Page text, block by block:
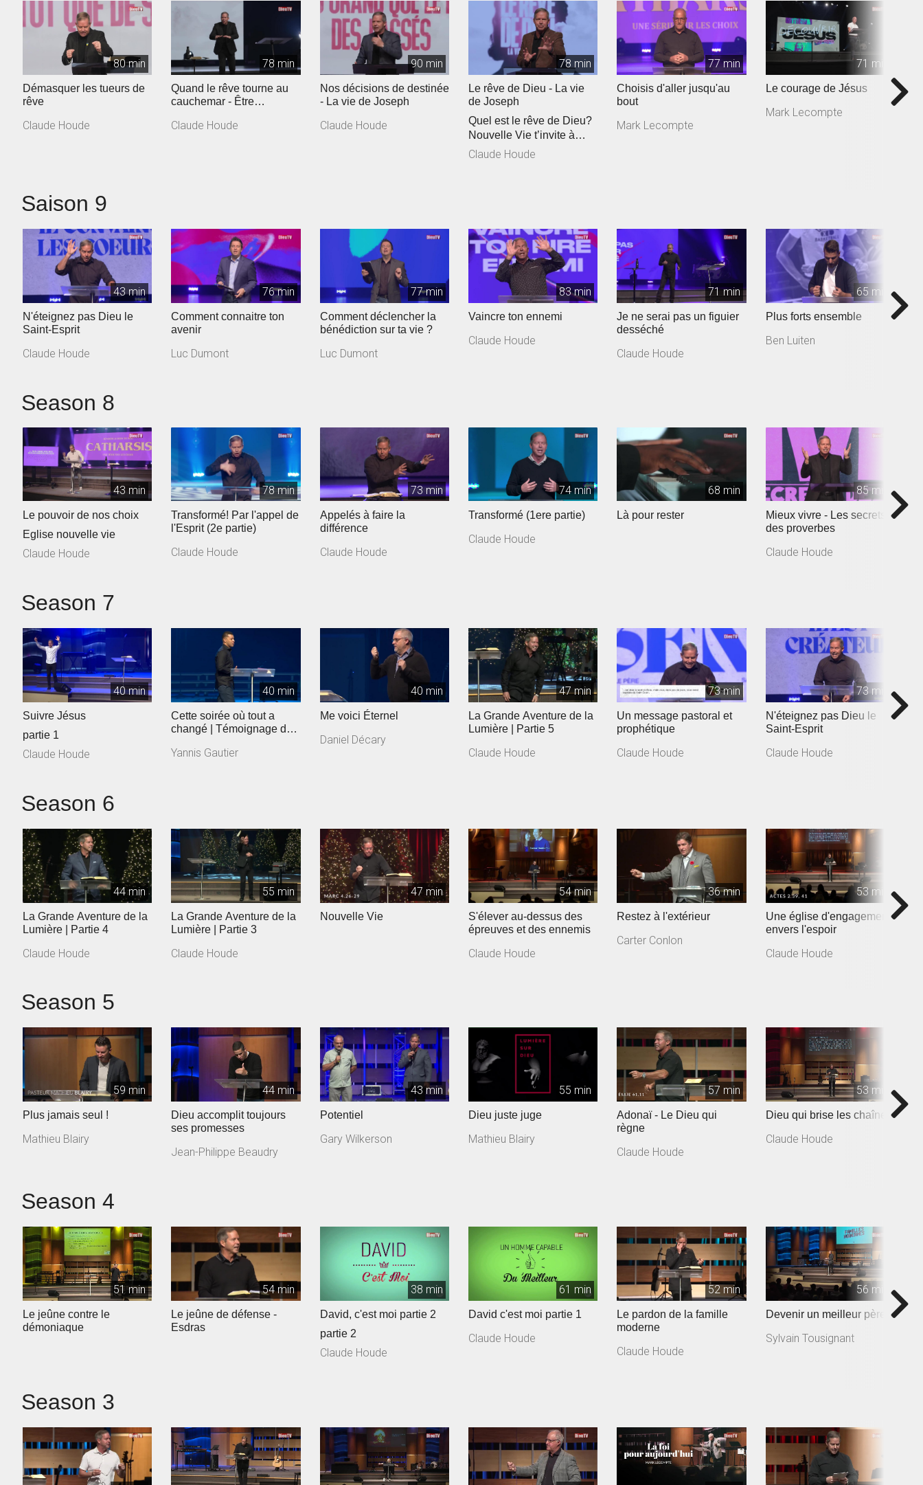
80 min
Démasquer les tueurs de
rêve
Claude Houde
78 min
Quand le rêve tourne au
cauchemar - Être
Claude Houde
90 min
Nos décisions de destinée
- La vie de Joseph
Claude Houde
78 min
Le rêve de Dieu - La vie
de Joseph
Quel est le rêve de Dieu?
Nouvelle Vie t’invite à
venir entendre une série ...
Claude Houde
77 min
Choisis d'aller jusqu'au
bout
Mark Lecompte
71 min
Le courage de Jésus
Mark Lecompte
Saison 9
43 min
N'éteignez pas Dieu le
Saint-Esprit
Claude Houde
76 min
Comment connaitre ton
avenir
Luc Dumont
77 min
Comment déclencher la
bénédiction sur ta vie ?
Luc Dumont
83 min
Vaincre ton ennemi
Claude Houde
71 min
Je ne serai pas un figuier
desséché
Claude Houde
65 min
Plus forts ensemble
Ben Luiten
Season 8
43 min
Le pouvoir de nos choix
Eglise nouvelle vie
Claude Houde
78 min
Transformé! Par l'appel de
l'Esprit (2e partie)
Claude Houde
73 min
Appelés à faire la
différence
Claude Houde
74 min
Transformé (1ere partie)
Claude Houde
68 min
Là pour rester
85 min
Mieux vivre - Les secrets
des proverbes
Claude Houde
Season 7
40 min
Suivre Jésus
partie 1
Claude Houde
40 min
Cette soirée où tout a
changé | Témoignage de
Gautier
Yannis Gautier
40 min
Me voici Éternel
Daniel Décary
47 min
La Grande Aventure de la
Lumière | Partie 5
Claude Houde
73 min
Un message pastoral et
prophétique
Claude Houde
73 min
N'éteignez pas Dieu le
Saint-Esprit
Claude Houde
Season 6
44 min
La Grande Aventure de la
Lumière | Partie 4
Claude Houde
55 min
La Grande Aventure de la
Lumière | Partie 3
Claude Houde
47 min
Nouvelle Vie
54 min
S'élever au-dessus des
épreuves et des ennemis
Claude Houde
36 min
Restez à l'extérieur
Carter Conlon
53 min
Une église d'engagement
envers l'espoir
Claude Houde
Season 5
59 min
Plus jamais seul !
Mathieu Blairy
44 min
Dieu accomplit toujours
ses promesses
Jean-Philippe Beaudry
43 min
Potentiel
Gary Wilkerson
55 min
Dieu juste juge
Mathieu Blairy
57 min
Adonaï - Le Dieu qui
règne
Claude Houde
53 min
Dieu qui brise les chaînes
Claude Houde
Season 4
51 min
Le jeûne contre le
démoniaque
54 min
Le jeûne de défense -
Esdras
38 min
David, c'est moi partie 2
partie 2
Claude Houde
61 min
David c'est moi partie 1
Claude Houde
52 min
Le pardon de la famille
moderne
Claude Houde
56 min
Devenir un meilleur père
Sylvain Tousignant
Season 3